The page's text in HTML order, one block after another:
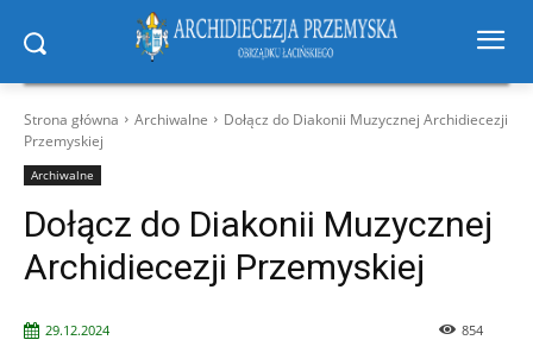
Strona główna Archiwalne
Dołącz do Diakonii Muzycznej Archidiecezji
Przemyskiej
Archiwalne
Dołącz do Diakonii Muzycznej
Archidiecezji Przemyskiej
29.12.2024 854